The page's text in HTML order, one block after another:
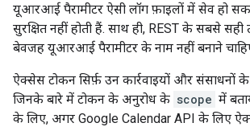
यूआरआई पैरामीटर ऐसी लॉग फ़ाइलों में सेव हो
सुरक्षित नहीं होती हैं. साथ ही, REST के सबसे
बेवजह यूआरआई पैरामीटर के नाम नहीं बनाने
ऐक्सेस टोकन सिर्फ़ उन कार्रवाइयों और संसाधनों के
जिनके बारे में टोकन के अनुरोध के scope में
के लिए, अगर Google Calendar API के लिए